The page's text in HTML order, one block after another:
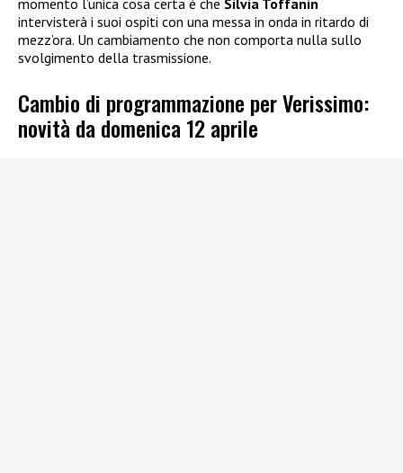
momento l’unica cosa certa è che Silvia Toffanin
intervisterà i suoi ospiti con una messa in onda in ritardo di
mezz’ora. Un cambiamento che non comporta nulla sullo
svolgimento della trasmissione.
Cambio di programmazione per Verissimo:
novità da domenica 12 aprile